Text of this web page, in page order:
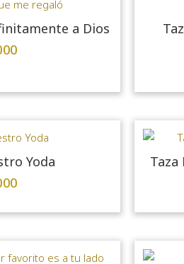
a Dios
Yoda
Taza